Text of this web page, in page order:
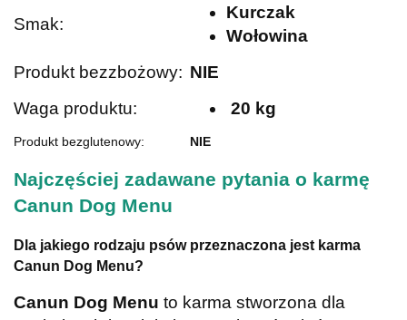
Smak:
Kurczak
Wołowina
Produkt bezzbożowy: NIE
Waga produktu:
20 kg
Produkt bezglutenowy: NIE
Najczęściej zadawane pytania o karmę
Canun Dog Menu
Dla jakiego rodzaju psów przeznaczona jest karma
Canun Dog Menu?
Canun Dog Menu to karma stworzona dla